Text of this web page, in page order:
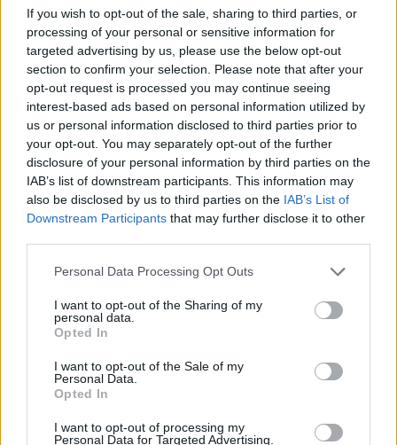
If you wish to opt-out of the sale, sharing to third parties, or
processing of your personal or sensitive information for
targeted advertising by us, please use the below opt-out
section to confirm your selection. Please note that after your
opt-out request is processed you may continue seeing
interest-based ads based on personal information utilized by
us or personal information disclosed to third parties prior to
your opt-out. You may separately opt-out of the further
disclosure of your personal information by third parties on the
IAB’s list of downstream participants. This information may
also be disclosed by us to third parties on the IAB’s List of
Downstream Participants that may further disclose it to other
Please note that this website/app uses one or more Google
not limited to your visit or usage behaviour. You may click to
grant or deny consent to Google and its third-party tags to
use your data for below specified purposes in below Google
consent section.
Personal Data Processing Opt Outs
I want to opt-out of the Sharing of my
personal data.
Opted In
I want to opt-out of the Sale of my
Personal Data.
Opted In
I want to opt-out of processing my
Personal Data for Targeted Advertising.
b
o
o
k
te
r
re
st
s
A
p
p
re
Prossimo articolo
NOTIZIE RECENTI
“Sul filo del discorso”: sold out ad Olbia per il
reading su Atzeni
La Maddalena, festa per i 30 anni del Diving
center di Tegge
Esce di strada con l’auto ad Arzachena: ferito il
conducente
Turiste si perdono a Tavolara: salvate dai vigili
del fuoco
Meteo Olbia 6 agosto, migliora il tempo in